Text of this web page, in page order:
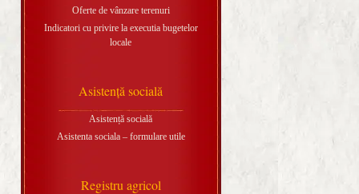
Oferte de vânzare terenuri
Indicatori cu privire la executia bugetelor
locale
Asistență socială
Asistență socială
Asistenta sociala – formulare utile
Registru agricol